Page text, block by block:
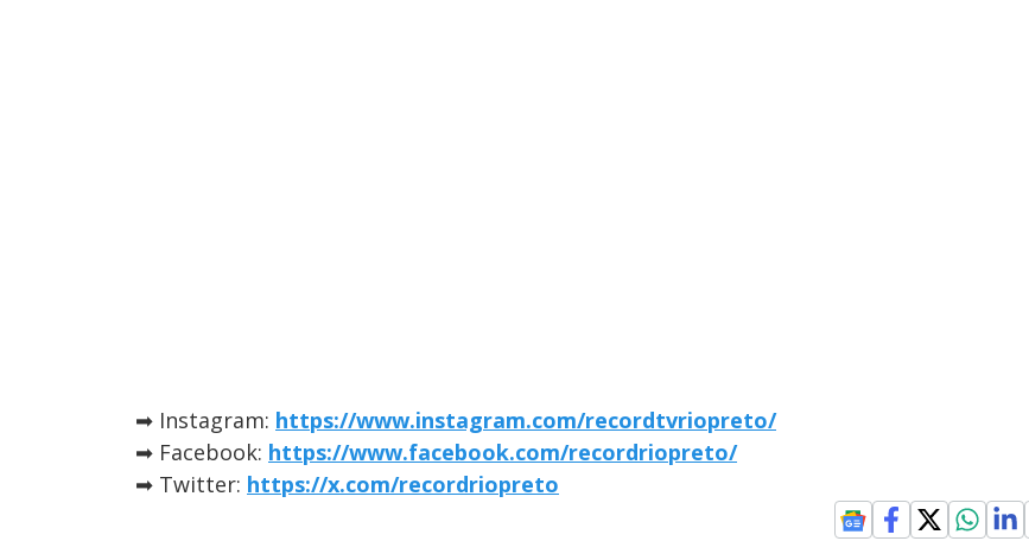
➡ Instagram: https://www.instagram.com/recordtvriopreto/
➡ Facebook: https://www.facebook.com/recordriopreto/
➡ Twitter: https://x.com/recordriopreto